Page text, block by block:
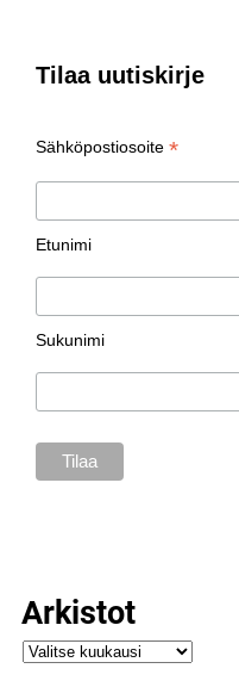
Tilaa uutiskirje
Sähköpostiosoite*
Etunimi
Sukunimi
Arkistot